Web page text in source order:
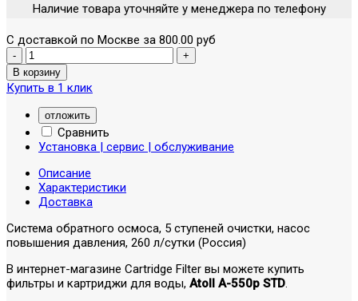
Наличие товара уточняйте у менеджера по телефону
С доставкой по Москве за 800.00 руб
Купить в 1 клик
отложить
Сравнить
Установка | сервис | обслуживание
Описание
Характеристики
Доставка
Система обратного осмоса, 5 ступеней очистки, насос
повышения давления, 260 л/сутки (Россия)
В интернет-магазине Cartridge Filter вы можете купить
фильтры и картриджи для воды, Atoll A-550p STD.